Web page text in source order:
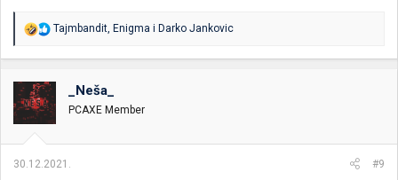
R
a
o
v
a
n
j
:
Tajmbandit, Enigma i Darko Jankovic
_Neša_
PCAXE Member
30.12.2021. #9